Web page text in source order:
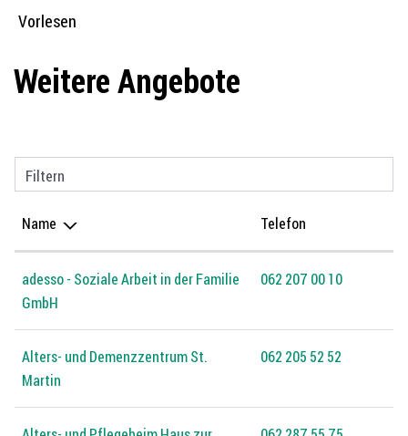
Vorlesen
Weitere Angebote
Filtern
Name Telefon
adesso - Soziale Arbeit in der Familie
GmbH
062 207 00 10
Alters- und Demenzzentrum St.
Martin
062 205 52 52